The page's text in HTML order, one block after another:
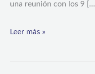
una reunión con los 9
Leer más »